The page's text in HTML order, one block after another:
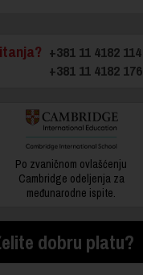
+381 11 4182 114
+381 11 4182 176
Po zvaničnom ovlašćenju
Cambridge odeljenja za
međunarodne ispite.
dobru platu?